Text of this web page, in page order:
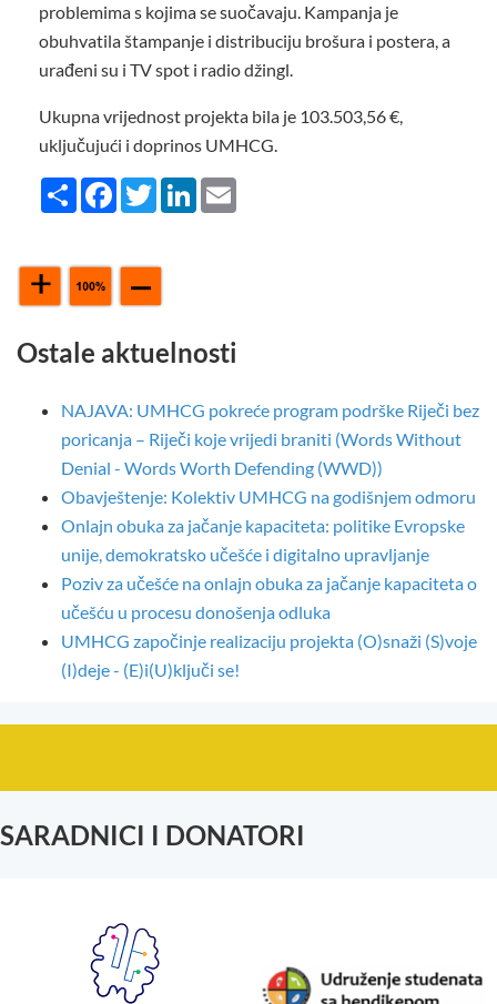
problemima s kojima se suočavaju. Kampanja je
obuhvatila štampanje i distribuciju brošura i postera, a
urađeni su i TV spot i radio džingl.
Ukupna vrijednost projekta bila je 103.503,56 €,
uključujući i doprinos UMHCG.
Share FacebookTwitterLinkedIn
Ostale aktuelnosti
NAJAVA: UMHCG pokreće program podrške Riječi bez
poricanja – Riječi koje vrijedi braniti (Words Without
Denial - Words Worth Defending (WWD))
Obavještenje: Kolektiv UMHCG na godišnjem odmoru
Onlajn obuka za jačanje kapaciteta: politike Evropske
unije, demokratsko učešće i digitalno upravljanje
Poziv za učešće na onlajn obuka za jačanje kapaciteta o
učešću u procesu donošenja odluka
UMHCG započinje realizaciju projekta (O)snaži (S)voje
(I)deje - (E)i(U)ključi se!
SARADNICI I DONATORI